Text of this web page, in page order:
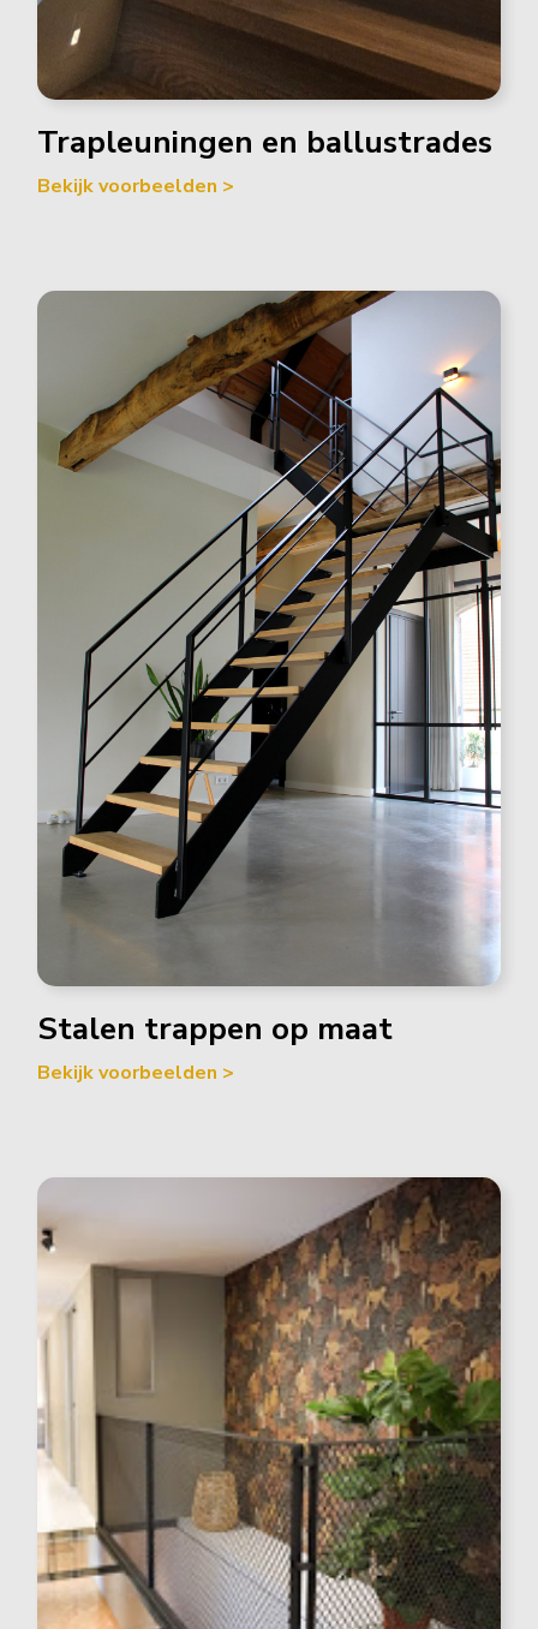
Trapleuningen en ballustrades
Bekijk voorbeelden >
Stalen trappen op maat
Bekijk voorbeelden >